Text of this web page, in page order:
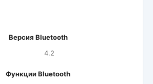
Версия Bluetooth
4.2
Функции Bluetooth